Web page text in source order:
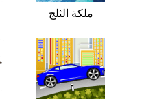
ملكة الثلج